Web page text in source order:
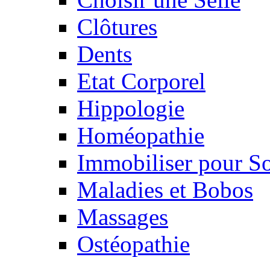
Clôtures
Dents
Etat Corporel
Hippologie
Homéopathie
Immobiliser pour
Maladies et Bobos
Massages
Ostéopathie